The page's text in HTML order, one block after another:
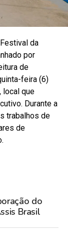
da
por
de
feira (6)
local que
Durante a
trabalhos de
de
do
Brasil